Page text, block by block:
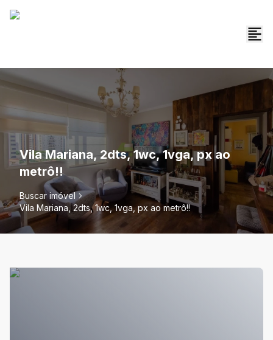
Vila Mariana, 2dts, 1wc, 1vga, px ao
metrô!!
Buscar imóvel
Vila Mariana, 2dts, 1wc, 1vga, px ao metrô!!